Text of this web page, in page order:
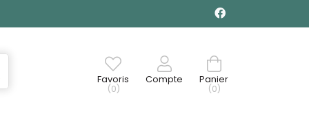
Favoris
(0)
Compte
Panier
(0)